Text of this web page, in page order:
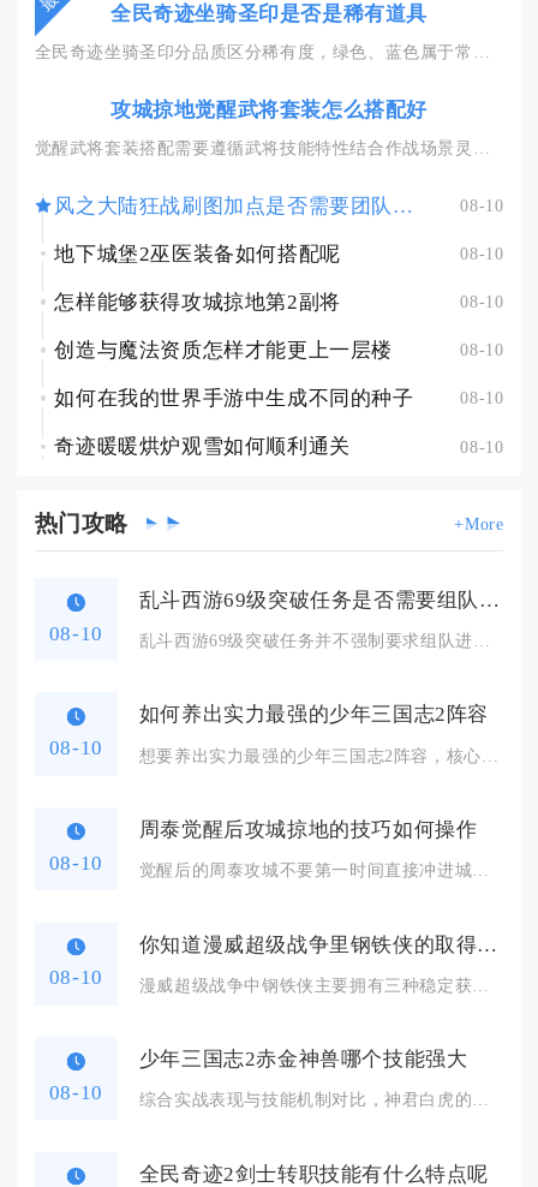
全民奇迹坐骑圣印是否是稀有道具
全民奇迹坐骑圣印分品质区分稀有度，绿色、蓝色属于常规普通道具...
攻城掠地觉醒武将套装怎么搭配好
风之大陆狂战刷图加点是否需要团队协作 08-10
地下城堡2巫医装备如何搭配呢 08-10
怎样能够获得攻城掠地第2副将 08-10
创造与魔法资质怎样才能更上一层楼 08-10
如何在我的世界手游中生成不同的种子 08-10
奇迹暖暖烘炉观雪如何顺利通关 08-10
热门攻略 +More
08-10
乱斗西游69级突破任务是否需要组队进行
乱斗西游69级突破任务并不强制要求组队进行，玩家依靠自身成型...
08-10
如何养出实力最强的少年三国志2阵容
08-10
周泰觉醒后攻城掠地的技巧如何操作
觉醒后的周泰攻城不要第一时间直接冲进城池全力输出，需要先利用...
08-10
你知道漫威超级战争里钢铁侠的取得途径吗
08-10
少年三国志2赤金神兽哪个技能强大
综合实战表现与技能机制对比，神君白虎的技能综合强度在所有赤金...
全民奇迹2剑士转职技能有什么特点呢